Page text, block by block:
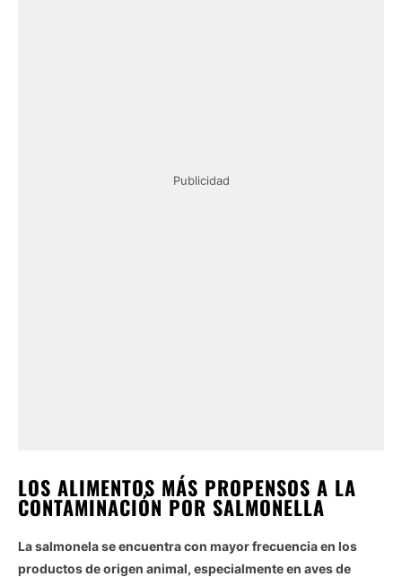
Publicidad
LOS ALIMENTOS MÁS PROPENSOS A LA
CONTAMINACIÓN POR SALMONELLA
La salmonela se encuentra con mayor frecuencia en los
productos de origen animal, especialmente en aves de